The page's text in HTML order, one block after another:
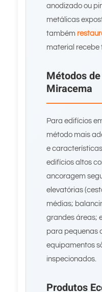
anodizado ou
metálicas
também
material recebe
Métodos
Miracema
Para edifícios
método mais
e
edifícios altos
ancoragem
elevatórias
médias;
grandes áreas;
para pequenas
equipamentos
inspecionados.
Produtos